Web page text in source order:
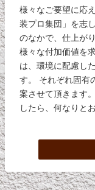
様々なご要望に応
装プロ集団」を志
のなかで、仕上が
様々な付加価値を
は、環境に配慮し
す。 それぞれ固有
案させて頂きます
したら、何なりと